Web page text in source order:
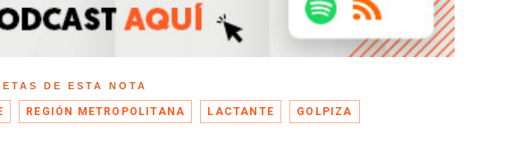
DE ESTA NOTA
REGIÓN METROPOLITANA LACTANTE GOLPIZA